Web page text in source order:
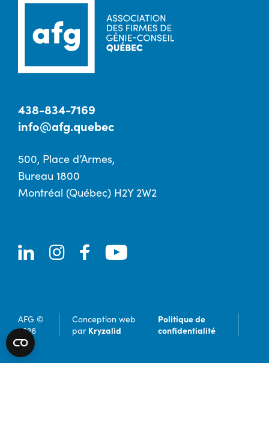
438-834-7169
info@afg.quebec
500, Place d’Armes,
Bureau 1800
Montréal (Québec) H2Y 2W2
AFG ©
2026
Conception web
par Kryzalid
Politique de
confidentialité